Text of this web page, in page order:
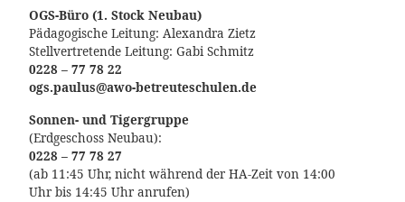
OGS-Büro (1. Stock Neubau)
Pädagogische Leitung: Alexandra Zietz
Stellvertretende Leitung: Gabi Schmitz
0228 – 77 78 22
ogs.paulus@awo-betreuteschulen.de
Sonnen- und Tigergruppe
(Erdgeschoss Neubau):
0228 – 77 78 27
(ab 11:45 Uhr, nicht während der HA-Zeit von 14:00
Uhr bis 14:45 Uhr anrufen)